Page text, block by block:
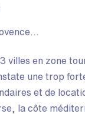
villes en zone
une trop
et de
la côte